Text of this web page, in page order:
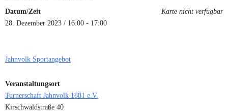
Karte nicht verfügbar
Datum/Zeit
28. Dezember 2023 / 16:00 - 17:00
Jahnvolk Sportangebot
Veranstaltungsort
Turnerschaft Jahnvolk 1881 e.V.
Kirschwaldstraße 40